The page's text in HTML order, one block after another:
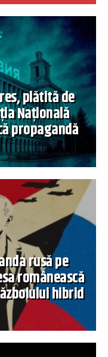
plătită de
Națională
propagandă
rusă pe
românească
hibrid